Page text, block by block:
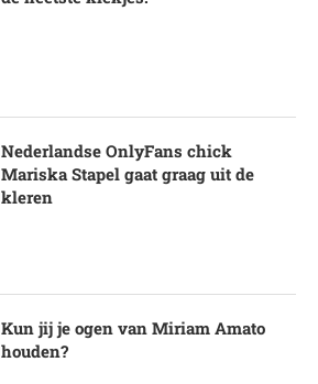
Nederlandse OnlyFans chick
Mariska Stapel gaat graag uit de
kleren
Kun jij je ogen van Miriam Amato
houden?